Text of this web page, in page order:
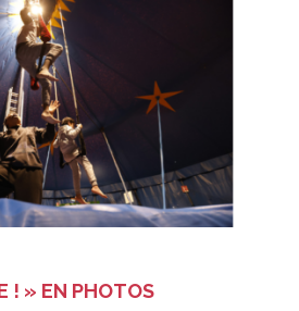
! » EN PHOTOS